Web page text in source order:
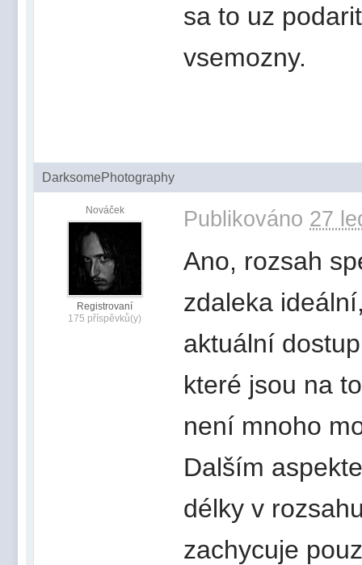
sa to uz
vsemozny.
DarksomePhotography
Nováček
Registrovaní
175 příspěvků(y)
Publikováno 27
Ano, rozsah
zdaleka
aktuální
které jsou na
není mnoho
Dalším
délky v
zachycuje